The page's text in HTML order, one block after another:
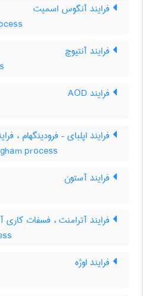
فرایند آنگوس اسمیت
فرایند آنتیوچ
فرایند AOD
فرایند اپلبای – فرودینگهام ،
process
فرایند آستون
فرایند آترامنت ، فسفات کاری
فرایند اوژه